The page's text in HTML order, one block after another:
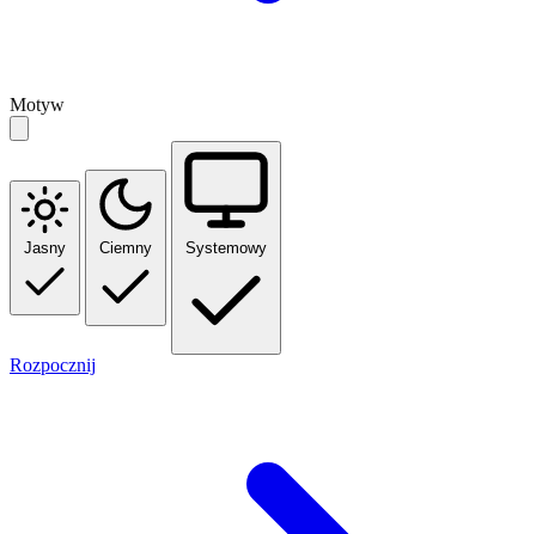
Motyw
Jasny Ciemny Systemowy
Rozpocznij